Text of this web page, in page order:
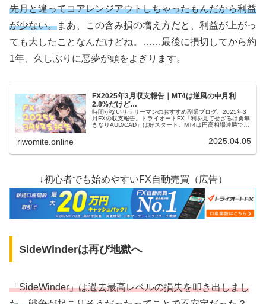
先月と違ってコアレンジアウトしちゃったもんだから利益
が少ない。まあ、この含み損の増え方だと、利益が上がっ
ても大したことなんだけどね。……最後に損切してから約
1年、久しぶりに悪夢が頭をよぎります。
FX2025年3月収支報告｜MT4は逆風の中月利
2.8%だけど…
時間がないサラリーマンのおすすめ副業ブログ、2025年3
月FXの収支報告。トライオートFX「利を見てせざるは勇無
きなりAUD/CAD」は好スタート。MT4は円高相場連勝で
riwomite.online 2025.04.05
↓初心者でも始めやすいFX自動売買（広告）
SideWinderは再び地獄へ
「SideWinder」は過去最高レベルの損失を叩き出しまし